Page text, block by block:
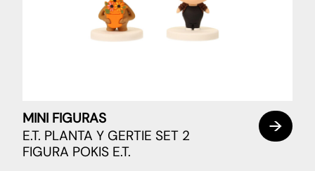
MINI FIGURAS
E.T. PLANTA Y GERTIE SET 2
FIGURA POKIS E.T.